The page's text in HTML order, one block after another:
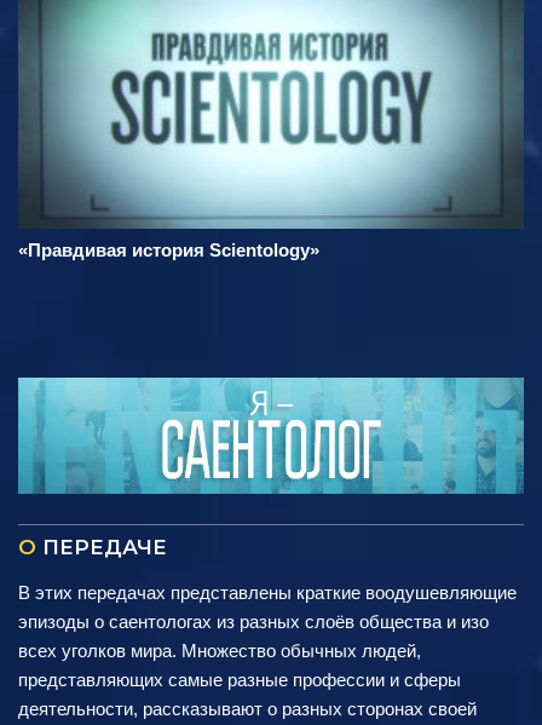
«Правдивая история Scientology»
О ПЕРЕДАЧЕ
В этих передачах представлены краткие воодушевляющие
эпизоды о саентологах из разных слоёв общества и изо
всех уголков мира. Множество обычных людей,
представляющих самые разные профессии и сферы
деятельности, рассказывают о разных сторонах своей